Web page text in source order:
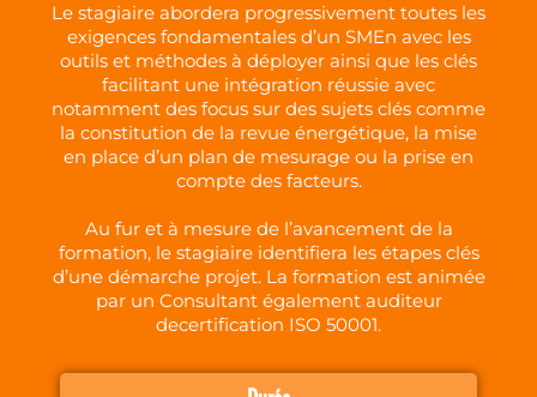
Le stagiaire abordera progressivement toutes les
exigences fondamentales d’un SMEn avec les
outils et méthodes à déployer ainsi que les clés
facilitant une intégration réussie avec
notamment des focus sur des sujets clés comme
la constitution de la revue énergétique, la mise
en place d’un plan de mesurage ou la prise en
compte des facteurs.
Au fur et à mesure de l’avancement de la
formation, le stagiaire identifiera les étapes clés
d’une démarche projet. La formation est animée
par un Consultant également auditeur
decertification ISO 50001.